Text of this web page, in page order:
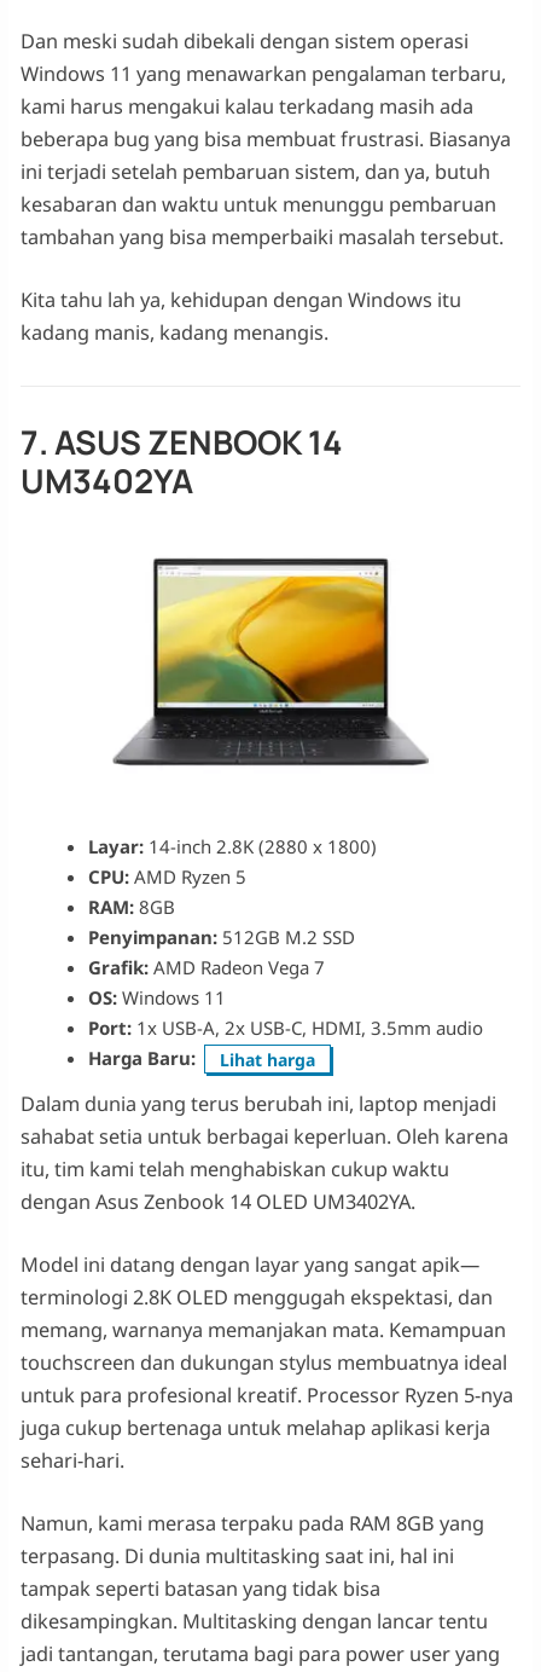
Dan meski sudah dibekali dengan sistem operasi
Windows 11 yang menawarkan pengalaman terbaru,
kami harus mengakui kalau terkadang masih ada
beberapa bug yang bisa membuat frustrasi. Biasanya
ini terjadi setelah pembaruan sistem, dan ya, butuh
kesabaran dan waktu untuk menunggu pembaruan
tambahan yang bisa memperbaiki masalah tersebut.
Kita tahu lah ya, kehidupan dengan Windows itu
kadang manis, kadang menangis.
7. ASUS ZENBOOK 14
UM3402YA
Layar: 14-inch 2.8K (2880 x 1800)
CPU: AMD Ryzen 5
RAM: 8GB
Penyimpanan: 512GB M.2 SSD
Grafik: AMD Radeon Vega 7
OS: Windows 11
Port: 1x USB-A, 2x USB-C, HDMI, 3.5mm audio
Harga Baru:
Lihat harga
Dalam dunia yang terus berubah ini, laptop menjadi
sahabat setia untuk berbagai keperluan. Oleh karena
itu, tim kami telah menghabiskan cukup waktu
dengan Asus Zenbook 14 OLED UM3402YA.
Model ini datang dengan layar yang sangat apik—
terminologi 2.8K OLED menggugah ekspektasi, dan
memang, warnanya memanjakan mata. Kemampuan
touchscreen dan dukungan stylus membuatnya ideal
untuk para profesional kreatif. Processor Ryzen 5-nya
juga cukup bertenaga untuk melahap aplikasi kerja
sehari-hari.
Namun, kami merasa terpaku pada RAM 8GB yang
terpasang. Di dunia multitasking saat ini, hal ini
tampak seperti batasan yang tidak bisa
dikesampingkan. Multitasking dengan lancar tentu
jadi tantangan, terutama bagi para power user yang